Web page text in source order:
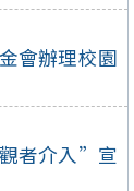
會辦理校園
者介入”宣